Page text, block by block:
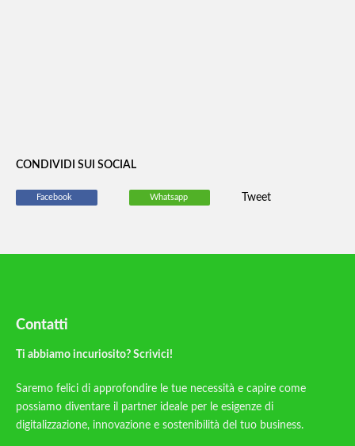
CONDIVIDI SUI SOCIAL
Facebook Whatsapp Tweet
Contatti
Ti abbiamo incuriosito? Scrivici!
Saremo felici di approfondire le tue necessità e capire come
possiamo diventare il partner ideale per le esigenze di
digitalizzazione, innovazione e sostenibilità del tuo business.